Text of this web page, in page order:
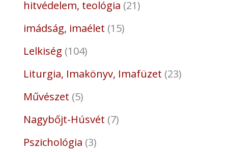
hitvédelem, teológia 21
imádság, imaélet 15
Lelkiség 104
Liturgia, Imakönyv, Imafüzet 23
Művészet 5
Nagybőjt-Húsvét 7
Pszichológia 3